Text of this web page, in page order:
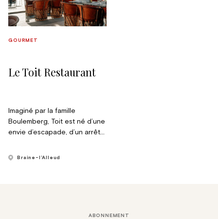
Le Toit Restaurant
GOURMET
Imaginé par la famille
Boulemberg, Toit est né d’une
envie d’escapade, d’un arrêt
déjeuner ou d’un dîner.
Braine-l’Alleud
ABONNEMENT